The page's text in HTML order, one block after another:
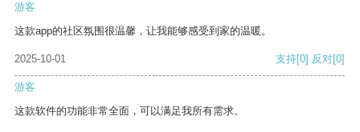
游客
这款app的社区氛围很温馨，让我能够感受到家的温暖。
2025-10-01 支持[0] 反对[0]
游客
这款软件的功能非常全面，可以满足我所有需求。